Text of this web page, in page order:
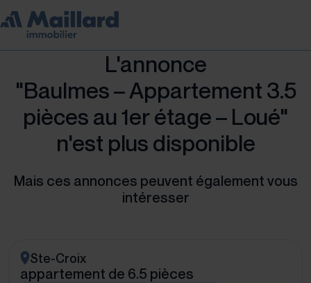
L'annonce
"Baulmes – Appartement 3.5
pièces au 1er étage – Loué"
n'est plus disponible
Mais ces annonces peuvent également vous
intéresser
Ste-Croix
appartement de 6.5 pièces